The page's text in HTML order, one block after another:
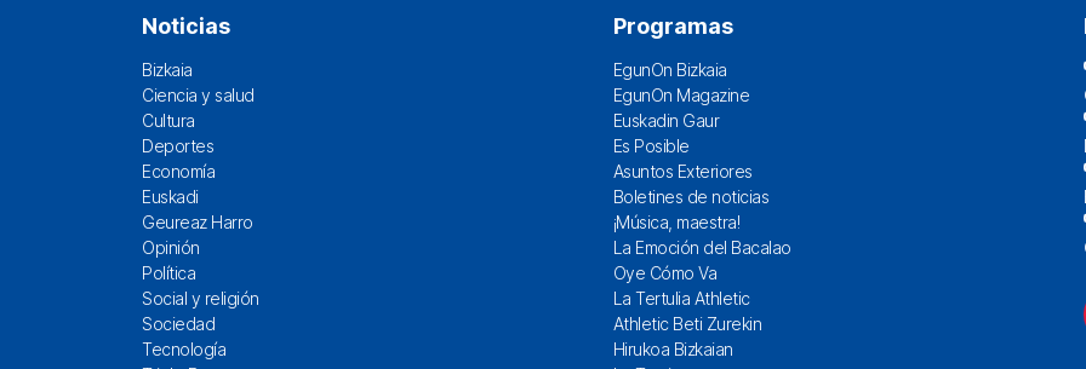
Noticias
Bizkaia
Ciencia y salud
Cultura
Deportes
Economía
Euskadi
Geureaz Harro
Opinión
Política
Social y religión
Sociedad
Tecnología
Programas
EgunOn Bizkaia
EgunOn Magazine
Euskadin Gaur
Es Posible
Asuntos Exteriores
Boletines de noticias
¡Música, maestra!
La Emoción del Bacalao
Oye Cómo Va
La Tertulia Athletic
Athletic Beti Zurekin
Hirukoa Bizkaian